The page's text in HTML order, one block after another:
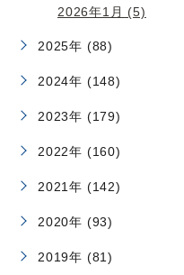
2026年1月 (5)
2025年 (88)
2024年 (148)
2023年 (179)
2022年 (160)
2021年 (142)
2020年 (93)
2019年 (81)